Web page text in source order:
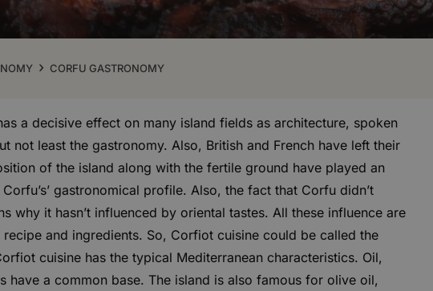
› CORFU GASTRONOMY
a decisive effect on many island fields as architecture, spoken
not least the gastronomy. Also, British and French have left their
of the island along with the fertile ground have played an
gastronomical profile. Also, the fact that Corfu didn’t
why it hasn’t influenced by oriental tastes. All these influence are
and ingredients. So, Corfiot cuisine could be called the
cuisine has the typical Mediterranean characteristics. Oil,
have a common base. The island is also famous for olive oil,